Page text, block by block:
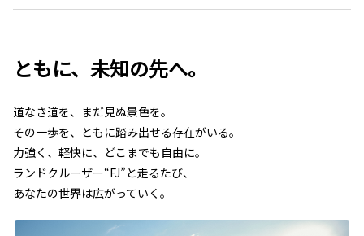
ともに、未知の先へ。
道なき道を、まだ見ぬ景色を。
その一歩を、ともに踏み出せる存在がいる。
力強く、軽快に、どこまでも自由に。
ランドクルーザー“FJ”と走るたび、
あなたの世界は広がっていく。